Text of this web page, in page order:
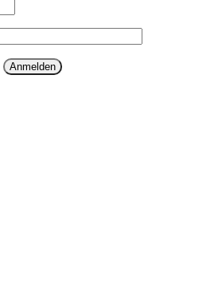
Anmelden